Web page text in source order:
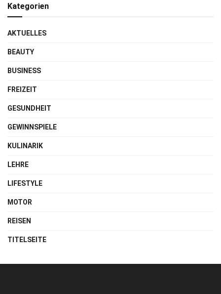
Kategorien
AKTUELLES
BEAUTY
BUSINESS
FREIZEIT
GESUNDHEIT
GEWINNSPIELE
KULINARIK
LEHRE
LIFESTYLE
MOTOR
REISEN
TITELSEITE